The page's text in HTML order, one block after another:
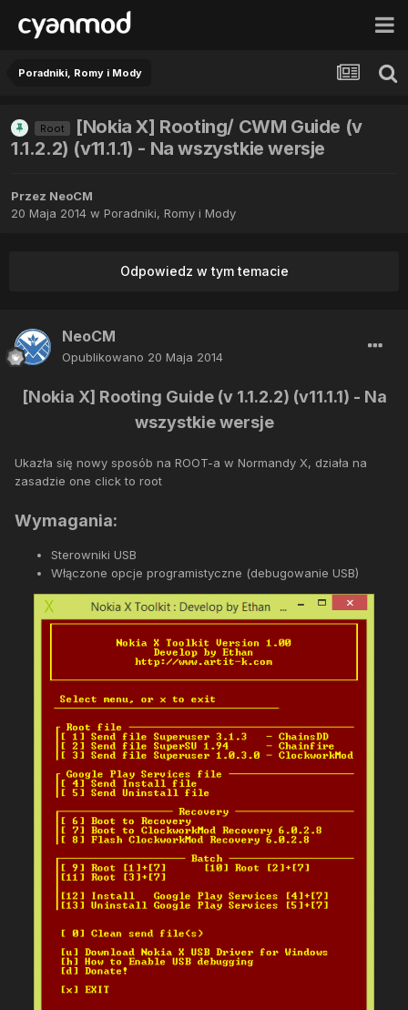
Poradniki, Romy i Mody
Root
[Nokia X] Rooting/ CWM Guide (v
1.1.2.2) (v11.1.1) - Na wszystkie wersje
Przez NeoCM
20 Maja 2014 w Poradniki, Romy i Mody
Odpowiedz w tym temacie
NeoCM
Opublikowano 20 Maja 2014
[Nokia X] Rooting Guide (v 1.1.2.2) (v11.1.1) - Na
wszystkie wersje
Ukazła się nowy sposób na ROOT-a w Normandy X, działa na
zasadzie one click to root
Wymagania:
Sterowniki USB
Włączone opcje programistyczne (debugowanie USB)